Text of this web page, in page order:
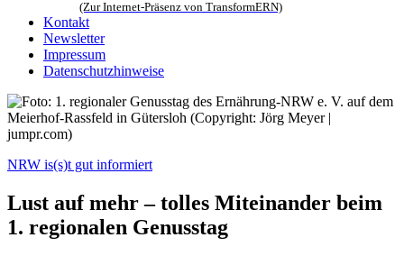
(Zur Internet-Präsenz von TransformERN)
Kontakt
Newsletter
Impressum
Datenschutzhinweise
NRW is(s)t gut informiert
Lust auf mehr – tolles Miteinander beim
1. regionalen Genusstag